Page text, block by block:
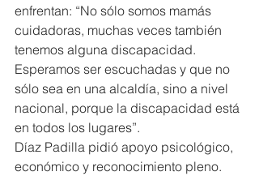
enfrentan: “No sólo somos mamás
cuidadoras, muchas veces también
tenemos alguna discapacidad.
Esperamos ser escuchadas y que no
sólo sea en una alcaldía, sino a nivel
nacional, porque la discapacidad está
en todos los lugares”.
Díaz Padilla pidió apoyo psicológico,
económico y reconocimiento pleno.